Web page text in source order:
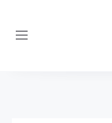
Toggle